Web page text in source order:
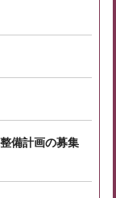
備計画の募集